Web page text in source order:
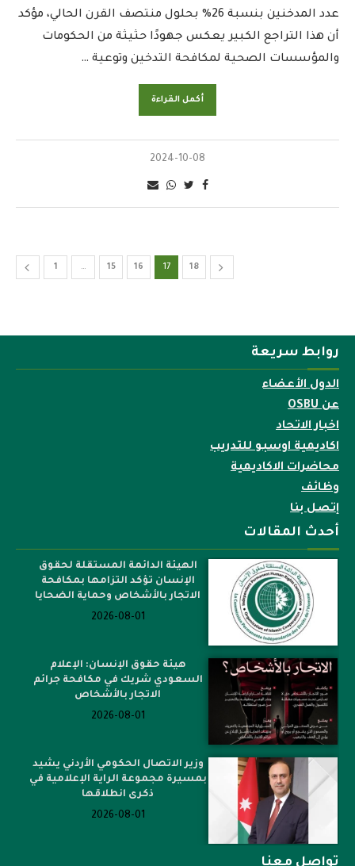
عدد المدخنين بنسبة 26% بحلول منتصف القرن الحالي، مؤكد
أن هذا التراجع الكبير يعكس جهودًا حثيثة من الحكومات
والمؤسسات الصحية لمكافحة التدخين وتوعية …
أكمل القراءة
2024-10-08
1 … 15 16 17 18
روابط سريعة
الدول الأعضاء
عن OSBU
اخبار الاتحاد
اكاديمية اوسبو للتدريب
محاضرات الاكاديمية
وظائف
إتصل بنا
أحدث المقالات
الهيئة الدائمة المستقلة لحقوق
الإنسان تؤكد التزامها بمكافحة
الاتجار بالأشخاص وحماية الضحايا
2026-08-01
هيئة حقوق الإنسان: الإعلام
السعودي شريك في مكافحة جرائم
الاتجار بالأشخاص
2026-08-01
وزير الاتصال الحكومي الأردني يشيد
بمسيرة مجموعة الراية الإعلامية في
ذكرى انطلاقها
2026-08-01
تواصل معنا